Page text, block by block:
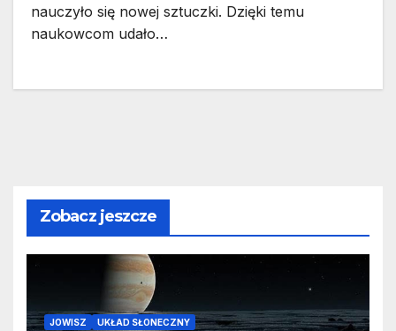
nauczyło się nowej sztuczki. Dzięki temu
naukowcom udało…
Zobacz jeszcze
JOWISZ UKŁAD SŁONECZNY